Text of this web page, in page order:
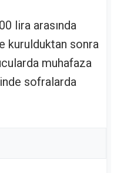
lira arasında
kurulduktan sonra
muhafaza
sofralarda